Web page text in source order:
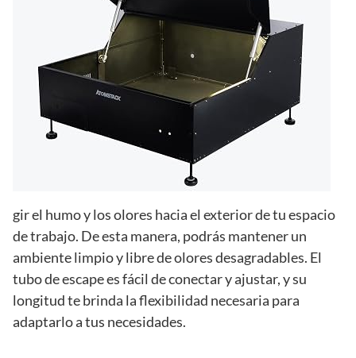
gir el humo y los olores hacia el exterior de tu espacio
de trabajo. De esta manera, podrás mantener un
ambiente limpio y libre de olores desagradables. El
tubo de escape es fácil de conectar y ajustar, y su
longitud te brinda la flexibilidad necesaria para
adaptarlo a tus necesidades.